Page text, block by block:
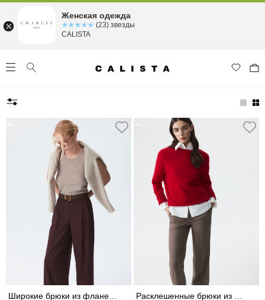
Женская одежда
☆☆☆☆☆
★★★★★ (23) звезды
CALISTA